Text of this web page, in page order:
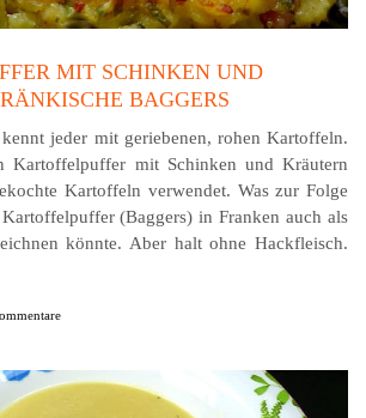
MIT SCHINKEN UND
BAGGERS
jeder mit geriebenen, rohen Kar­toffeln.
Kartoffelpuffer mit Schin­ken und Kräutern
Kartoffeln verwendet. Was zur Folge
(Baggers) in Franken auch als
könnte. Aber halt ohne Hack­fleisch.